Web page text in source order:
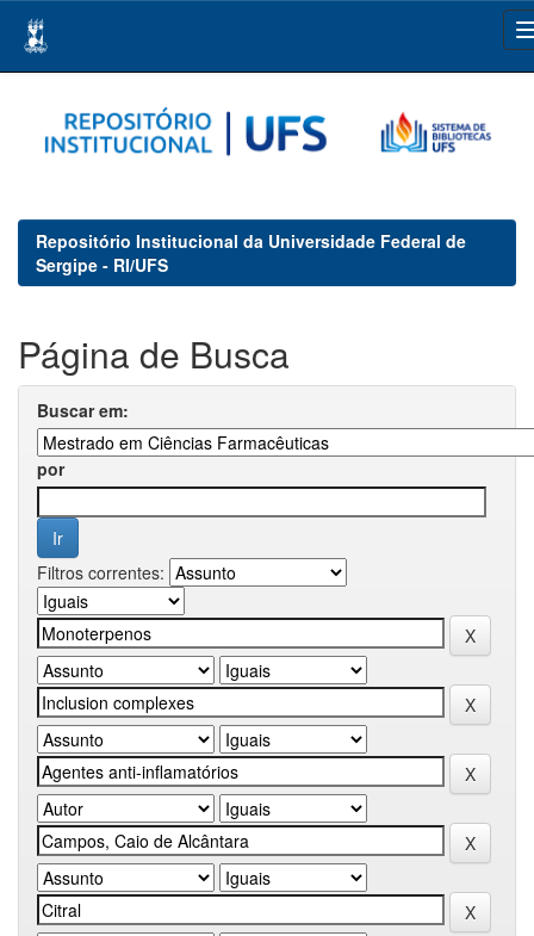
navigation
Repositório Institucional da Universidade Federal de
Sergipe - RI/UFS
Página de Busca
Buscar em:
por
Filtros correntes: